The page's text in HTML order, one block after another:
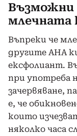
Възможни
млечната
Въпреки че
другите AHA
ексфолиант.
при употреба
зачервяване,
е, че
които
няколко часа